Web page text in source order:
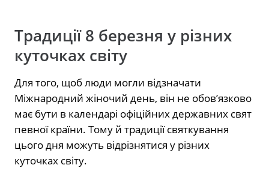
Традиції 8 березня у різних
куточках світу
Для того, щоб люди могли відзначати
Міжнародний жіночий день, він не обов’язково
має бути в календарі офіційних державних свят
певної країни. Тому й традиції святкування
цього дня можуть відрізнятися у різних
куточках світу.